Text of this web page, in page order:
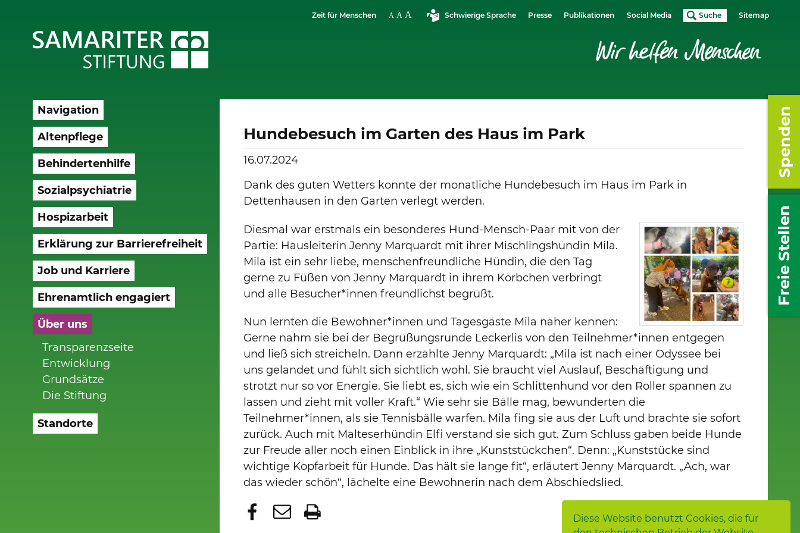
Diese Website benutzt Cookies, die für
Navigation
Altenpflege
Behindertenhilfe
Sozialpsychiatrie
Hospizarbeit
Erklärung zur Barrierefreiheit
Job und Karriere
Ehrenamtlich engagiert
Über uns
Transparenzseite
Entwicklung
Grundsätze
Die Stiftung
Standorte
Zeit für Menschen Schwierige Sprache Presse Publikationen Social Media Suche Sitemap
Hundebesuch im Garten des Haus im Park
16.07.2024
Dank des guten Wetters konnte der monatliche Hundebesuch im Haus im Park in
Dettenhausen in den Garten verlegt werden.
Diesmal war erstmals ein besonderes Hund-Mensch-Paar mit von der
Partie: Hausleiterin Jenny Marquardt mit ihrer Mischlingshündin Mila.
Mila ist ein sehr liebe, menschenfreundliche Hündin, die den Tag
gerne zu Füßen von Jenny Marquardt in ihrem Körbchen verbringt
und alle Besucher*innen freundlichst begrüßt.
Nun lernten die Bewohner*innen und Tagesgäste Mila näher kennen:
Gerne nahm sie bei der Begrüßungsrunde Leckerlis von den Teilnehmer*innen entgegen
und ließ sich streicheln. Dann erzählte Jenny Marquardt: „Mila ist nach einer Odyssee bei
uns gelandet und fühlt sich sichtlich wohl. Sie braucht viel Auslauf, Beschäftigung und
strotzt nur so vor Energie. Sie liebt es, sich wie ein Schlittenhund vor den Roller spannen zu
lassen und zieht mit voller Kraft.“ Wie sehr sie Bälle mag, bewunderten die
Teilnehmer*innen, als sie Tennisbälle warfen. Mila fing sie aus der Luft und brachte sie sofort
zurück. Auch mit Malteserhündin Elfi verstand sie sich gut. Zum Schluss gaben beide Hunde
zur Freude aller noch einen Einblick in ihre „Kunststückchen“. Denn: „Kunststücke sind
wichtige Kopfarbeit für Hunde. Das hält sie lange fit“, erläutert Jenny Marquardt. „Ach, war
das wieder schön“, lächelte eine Bewohnerin nach dem Abschiedslied.
Spenden
Freie Stellen